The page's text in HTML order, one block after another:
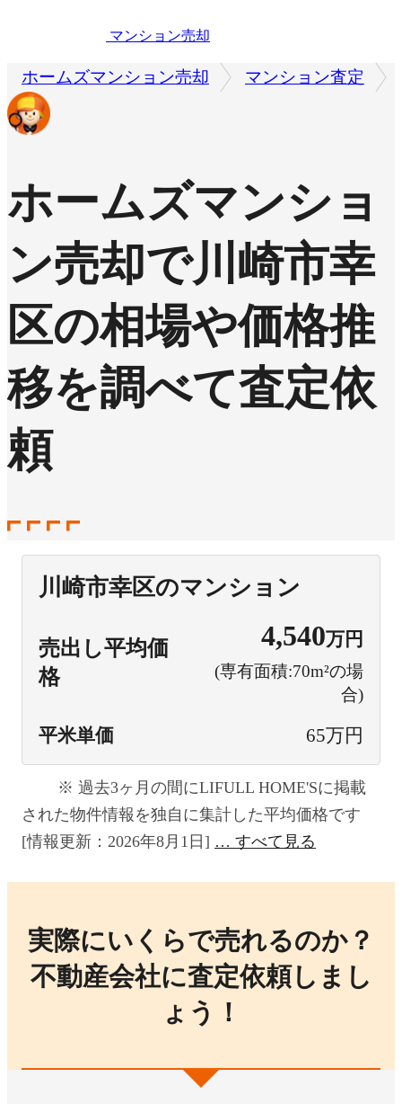
マンション売却
ホームズマンション売却 マンション査定
ホームズマンショ
ン売却で川崎市幸
区の相場や価格推
移を調べて査定依
頼
川崎市幸区のマンション
売出し平均価
格
4,540万円
(専有面積:70m²の場
合)
平米単価 65万円
過去3ヶ月の間にLIFULL HOME'Sに掲載
された物件情報を独自に集計した平均価格です
[情報更新：2026年8月1日]
すべて見る
実際にいくらで売れるのか？
不動産会社に査定依頼しまし
ょう！